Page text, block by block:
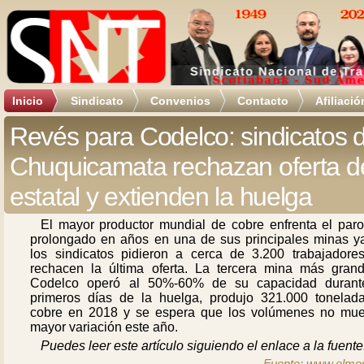
Inicio Sindicato Convenios Contacto
Revés para Codelco: sindicatos
Chuquicamata rechazan oferta
estatal y extienden la huelga
El mayor productor mundial de cobre enfrenta el
prolongado en años en una de sus principales minas
los sindicatos pidieron a cerca de 3.200
rechacen la última oferta. La tercera mina más
Codelco operó al 50%-60% de su capacidad
primeros días de la huelga, produjo 321.000
cobre en 2018 y se espera que los volúmenes no
mayor variación este año.
Puedes leer este artículo siguiendo el enlace a la